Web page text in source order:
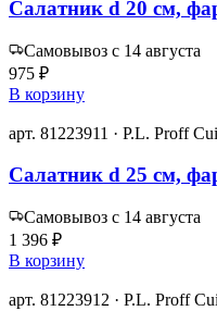
Салатник d 20 см,
Самовывоз с 14 августа
975 ₽
В корзину
арт. 81223911 · P.L. Proff
Салатник d 25 см,
Самовывоз с 14 августа
1 396 ₽
В корзину
арт. 81223912 · P.L. Proff